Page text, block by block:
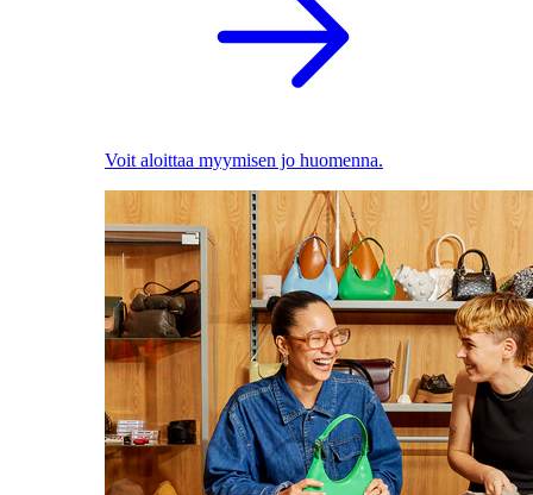
Voit aloittaa myymisen jo huomenna.